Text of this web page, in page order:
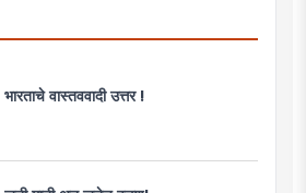
भारताचे वास्तववादी उत्तर !